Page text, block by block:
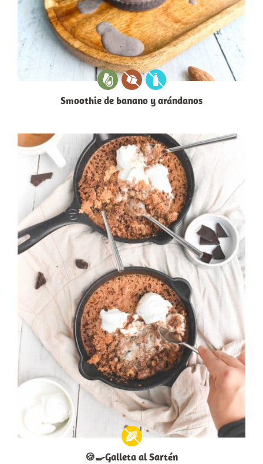
Smoothie de banano y arándanos
🍪🍳Galleta al Sartén